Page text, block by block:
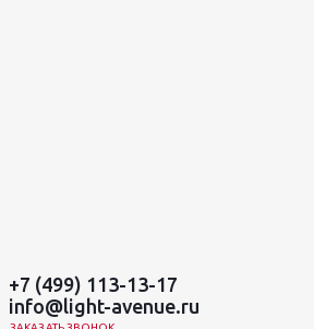
+7 (499) 113-13-17
info@light-avenue.ru